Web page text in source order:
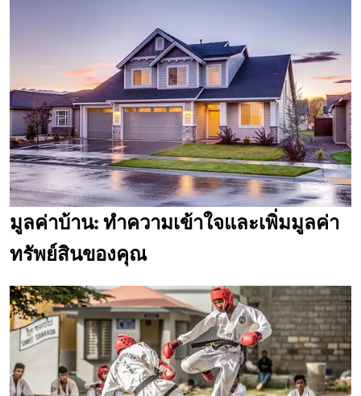
มูลค่าบ้าน: ทำความเข้าใจและเพิ่มมูลค่า
ทรัพย์สินของคุณ